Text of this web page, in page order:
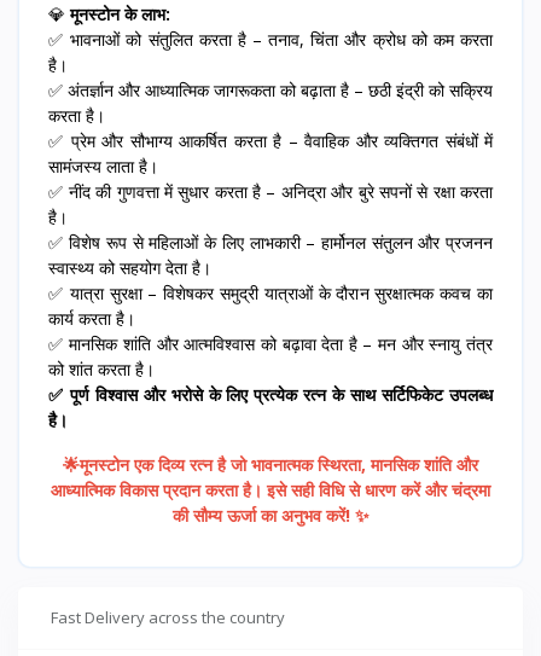
💎मूनस्टोन के लाभ:
✅ भावनाओं को संतुलित करता है – तनाव, चिंता और क्रोध को कम करता
है।
✅ अंतर्ज्ञान और आध्यात्मिक जागरूकता को बढ़ाता है – छठी इंद्री को सक्रिय
करता है।
✅ प्रेम और सौभाग्य आकर्षित करता है – वैवाहिक और व्यक्तिगत संबंधों में
सामंजस्य लाता है।
✅ नींद की गुणवत्ता में सुधार करता है – अनिद्रा और बुरे सपनों से रक्षा करता
है।
✅ विशेष रूप से महिलाओं के लिए लाभकारी – हार्मोनल संतुलन और प्रजनन
स्वास्थ्य को सहयोग देता है।
✅ यात्रा सुरक्षा – विशेषकर समुद्री यात्राओं के दौरान सुरक्षात्मक कवच का
कार्य करता है।
✅ मानसिक शांति और आत्मविश्वास को बढ़ावा देता है – मन और स्नायु तंत्र
को शांत करता है।
✅ पूर्ण विश्वास और भरोसे के लिए प्रत्येक रत्न के साथ सर्टिफिकेट उपलब्ध
है।
🌟मूनस्टोन एक दिव्य रत्न है जो भावनात्मक स्थिरता, मानसिक शांति और
आध्यात्मिक विकास प्रदान करता है। इसे सही विधि से धारण करें और चंद्रमा
की सौम्य ऊर्जा का अनुभव करें! ✨
Fast Delivery across the country